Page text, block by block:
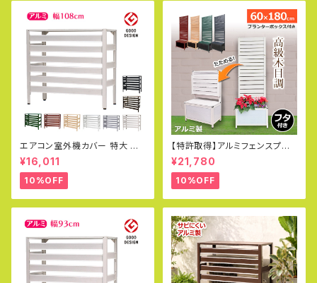
エアコン室外機カバー 特大 ジ
ャンボサイズ 1080×390×945
mm グッドデザイン賞受賞 アル
ミ製 木目調 エアコンカバー ベ
ランダ 雨 雪 日よけ KB-108
¥16,011
10%OFF
【特許取得】アルミフェンスプラ
ンター60×180cm 木目調 目隠
し プランター オレフェンスプラ
ンター おしゃれ ラティス OFP0
618
¥21,780
10%OFF